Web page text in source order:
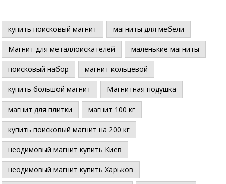
купить поисковый магнит магниты для мебели
Магнит для металлоискателей маленькие магниты
поисковый набор магнит кольцевой
купить большой магнит Магнитная подушка
магнит для плитки магнит 100 кг
купить поисковый магнит на 200 кг
неодимовый магнит купить Киев
неодимовый магнит купить Харьков